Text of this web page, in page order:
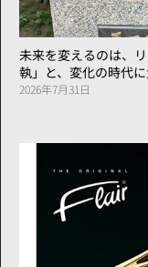
未来を変えるのは、
執」と、変化の時代
2026年7月31日